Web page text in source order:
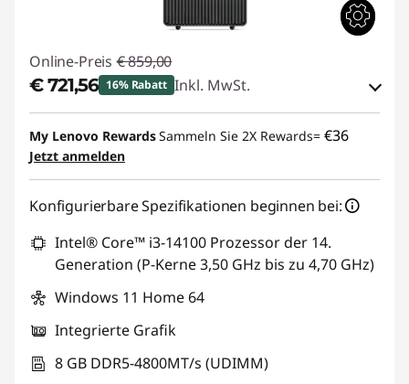
Online-Preis € 859,00
€ 721,56 16% Rabatt Inkl. MwSt.
eCoupon-Rabatt :-€ 137,44
eCoupon :THINKDEAL
My Lenovo RewardsSammeln Sie 2X Rewards= €36
Jetzt anmelden
Konfigurierbare Spezifikationen beginnen bei:
Intel® Core™ i3-14100 Prozessor der 14.
Generation (P-Kerne 3,50 GHz bis zu 4,70 GHz)
Windows 11 Home 64
Integrierte Grafik
8 GB DDR5-4800MT/s (UDIMM)